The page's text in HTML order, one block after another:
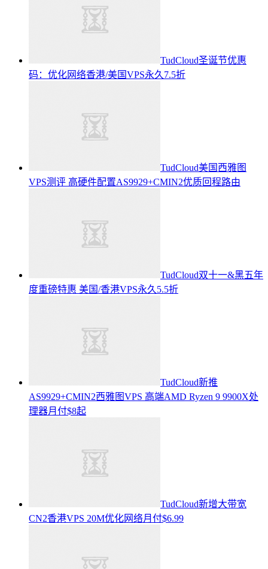
TudCloud圣诞节优惠
码：优化网络香港/美国VPS永久7.5折
TudCloud美国西雅图
VPS测评 高硬件配置AS9929+CMIN2优质回程路由
TudCloud双十一&黑五年
度重磅特惠 美国/香港VPS永久5.5折
TudCloud新推
AS9929+CMIN2西雅图VPS 高端AMD Ryzen 9 9900X处
理器月付$8起
TudCloud新增大带宽
CN2香港VPS 20M优化网络月付$6.99